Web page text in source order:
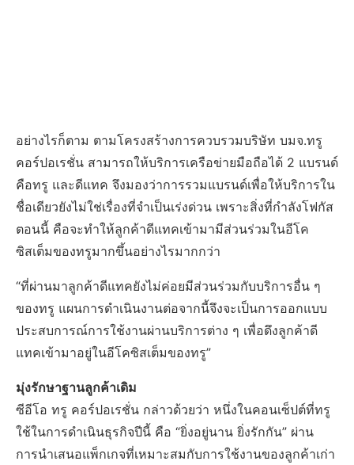
อย่างไรก็ตาม ตามโครงสร้างการควบรวมบริษัท บมจ.ทรู
คอร์ปอเรชั่น สามารถให้บริการเครือข่ายมือถือได้ 2 แบรนด์
คือทรู และดีแทค จึงมองว่าการรวมแบรนด์เพื่อให้บริการใน
ชื่อเดียวยังไม่ใช่เรื่องที่จำเป็นเร่งด่วน เพราะสิ่งที่กำลังโฟกัส
ตอนนี้ คือจะทำให้ลูกค้าดีแทคเข้ามามีส่วนร่วมในอีโค
ซิสเต็มของทรูมากขึ้นอย่างไรมากกว่า
“ที่ผ่านมาลูกค้าดีแทคยังไม่ค่อยมีส่วนร่วมกับบริการอื่น ๆ
ของทรู แผนการดำเนินงานต่อจากนี้จึงจะเป็นการออกแบบ
ประสบการณ์การใช้งานผ่านบริการต่าง ๆ เพื่อดึงลูกค้าดี
แทคเข้ามาอยู่ในอีโคซิสเต็มของทรู”
มุ่งรักษาฐานลูกค้าเดิม
ซีอีโอ ทรู คอร์ปอเรชั่น กล่าวด้วยว่า หนึ่งในคอนเซ็ปต์ที่ทรู
ใช้ในการดำเนินธุรกิจปีนี้ คือ “ยิ่งอยู่นาน ยิ่งรักกัน” ผ่าน
การนำเสนอแพ็กเกจที่เหมาะสมกับการใช้งานของลูกค้าเก่า